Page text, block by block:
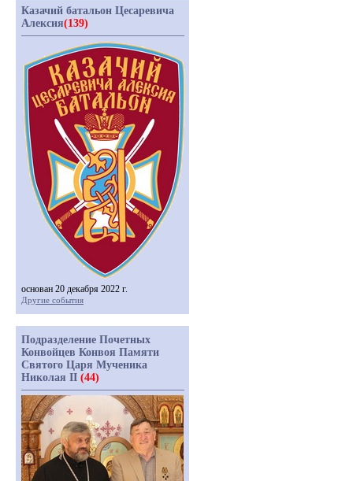
Казачий батальон Цесаревича
Алексия(139)
основан 20 декабря 2022 г.
Другие события
Подразделение Почетных
Конвойцев Конвоя Памяти
Святого Царя Мученика
Николая II (44)